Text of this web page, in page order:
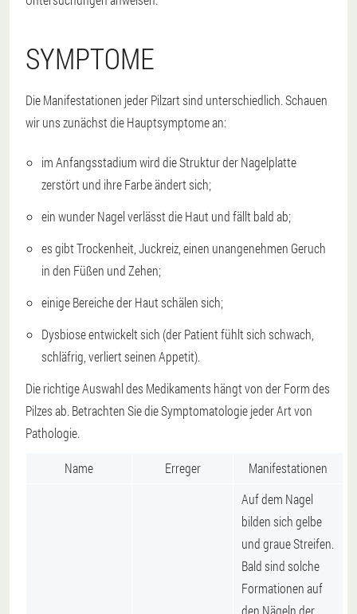
SYMPTOME
Die Manifestationen jeder Pilzart sind unterschiedlich. Schauen
wir uns zunächst die Hauptsymptome an:
im Anfangsstadium wird die Struktur der Nagelplatte
zerstört und ihre Farbe ändert sich;
ein wunder Nagel verlässt die Haut und fällt bald ab;
es gibt Trockenheit, Juckreiz, einen unangenehmen Geruch
in den Füßen und Zehen;
einige Bereiche der Haut schälen sich;
Dysbiose entwickelt sich (der Patient fühlt sich schwach,
schläfrig, verliert seinen Appetit).
Die richtige Auswahl des Medikaments hängt von der Form des
Pilzes ab. Betrachten Sie die Symptomatologie jeder Art von
Pathologie.
Name Erreger
Manifestationen
Auf dem Nagel
bilden sich gelbe
und graue Streifen.
Bald sind solche
Formationen auf
den Nägeln der